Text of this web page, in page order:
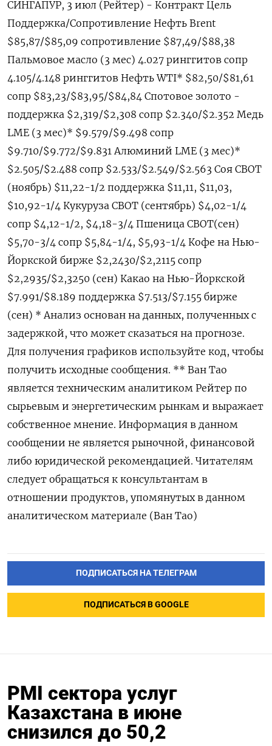
СИНГАПУР, 3 июл (Рейтер) - Контракт Цель
Поддержка/Сопротивление Нефть Brent
$85,87/$85,09 сопротивление $87,49/$88,38
Пальмовое масло (3 мес) 4.027 ринггитов сопр
4.105/4.148 ринггитов Нефть WTI* $82,50/$81,61
сопр $83,23/$83,95/$84,84 Спотовое золото -
поддержка $2,319/$2,308 сопр $2.340/$2.352 Медь
LME (3 мес)* $9.579/$9.498 сопр
$9.710/$9.772/$9.831 Алюминий LME (3 мес)*
$2.505/$2.488 сопр $2.533/$2.549/$2.563 Соя CBOT
(ноябрь) $11,22-1/2 поддержка $11,11, $11,03,
$10,92-1/4 Кукуруза CBOT (сентябрь) $4,02-1/4
сопр $4,12-1/2, $4,18-3/4 Пшеница CBOT(сен)
$5,70-3/4 сопр $5,84-1/4, $5,93-1/4 Кофе на Нью-
Йоркской бирже $2,2430/$2,2115 сопр
$2,2935/$2,3250 (сен) Какао на Нью-Йоркской
$7.991/$8.189 поддержка $7.513/$7.155 бирже
(сен) * Анализ основан на данных, полученных с
задержкой, что может сказаться на прогнозе.
Для получения графиков используйте код, чтобы
получить исходные сообщения. ** Ван Тао
является техническим аналитиком Рейтер по
сырьевым и энергетическим рынкам и выражает
собственное мнение. Информация в данном
сообщении не является рыночной, финансовой
либо юридической рекомендацией. Читателям
следует обращаться к консультантам в
отношении продуктов, упомянутых в данном
аналитическом материале (Ван Тао)
ПОДПИСАТЬСЯ НА ТЕЛЕГРАМ
ПОДПИСАТЬСЯ В GOOGLE
PMI сектора услуг
Казахстана в июне
снизился до 50,2